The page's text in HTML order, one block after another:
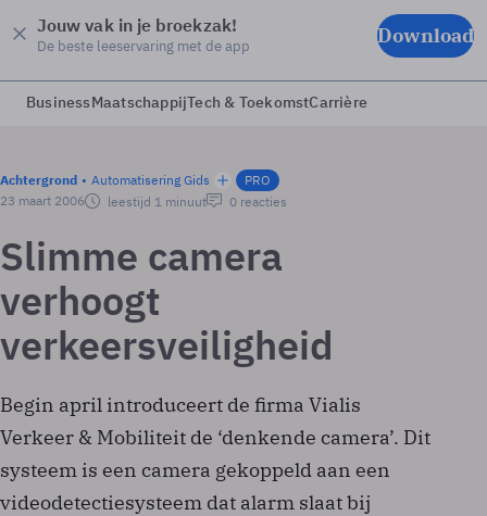
Jouw vak in je broekzak!
De beste leeservaring met de app Download
BusinessMaatschappijTech & ToekomstCarrière
Achtergrond Automatisering Gids
PRO
23 maart 2006
leestijd 1 minuut 0 reacties
Slimme camera
verhoogt
verkeersveiligheid
Begin april introduceert de firma Vialis
Verkeer & Mobiliteit de ‘denkende camera’. Dit
systeem is een camera gekoppeld aan een
videodetectiesysteem dat alarm slaat bij